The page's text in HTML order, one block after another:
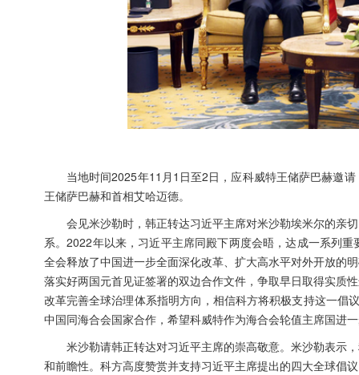
当地时间2025年11月1日至2日，应科威特王储萨巴赫邀
王储萨巴赫和首相艾哈迈德。
会见米沙勒时，韩正转达习近平主席对米沙勒埃米尔的亲
系。2022年以来，习近平主席同殿下两度会晤，达成一系列
全会释放了中国进一步全面深化改革、扩大高水平对外开放的
落实好两国元首见证签署的双边合作文件，争取早日取得实质
改革完善全球治理体系指明方向，相信科方将积极支持这一倡
中国同海合会国家合作，希望科威特作为海合会轮值主席国进
米沙勒请韩正转达对习近平主席的崇高敬意。米沙勒表示
和前瞻性。科方高度赞赏并支持习近平主席提出的四大全球倡